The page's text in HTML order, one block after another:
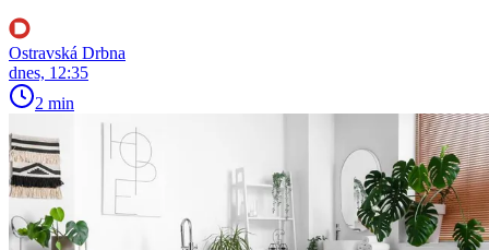
Ostravská Drbna
dnes, 12:35
2 min